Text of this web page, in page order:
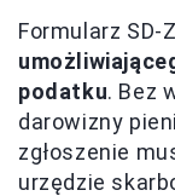
Formularz SD-
podatku. Bez
darowizny
zgłoszenie
urzędzie